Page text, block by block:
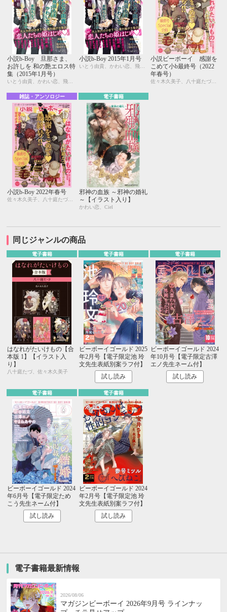
小説b-Boy 旦那さま、
お許しを 和の艶エロス特
集（2015年1月号）
小説b-Boy 2015年1月号
いとう由貴、かわい恋、飛田もえ、宇喜田ふゆ、門地かおり、紺色ルナ、鬼嶋兵伍、九重シャム
小説ビーボーイ 感謝を
こめて小b最終号（2022
年春号）
佐々木久美子、八十庭たづ、水壬楓子、しおべり由生、北ミチノ、二駒レイム、秋山みち花、彩寧一叶、飯田実樹、榎田尤利、かわい恋、櫛野ゆい、幸崎ぱれす、木原音瀬、鈴木あみ、遠野春日、温井ちょも、松梶もとや、夜光 花、夢乃咲実、風祭おまる、月輝
雑誌・アンソロジー
小説b-Boy 2022年春号
電子書籍
邪神の血族 ～邪神の婚礼
～【イラスト入り】
かわい恋、Ciel
同じジャンルの商品
電子書籍
はなれがたいけもの【合
本版 1】【イラスト入
り】
八十庭たづ、佐々木久美子
電子書籍
ビーボーイゴールド 2025
年2月号【電子限定池 玲
文先生表紙別案ラフ付】
試し読み
電子書籍
ビーボーイゴールド 2024
年10月号【電子限定古澤
エノ先生ネーム付】
試し読み
電子書籍
ビーボーイゴールド 2024
年6月号【電子限定ため
こう先生ネーム付】
試し読み
電子書籍
ビーボーイゴールド 2024
年2月号【電子限定池 玲
文先生表紙別案ラフ付】
試し読み
電子書籍最新情報
2026/08/06
マガジンビーボーイ 2026年9月号 ラインナッ